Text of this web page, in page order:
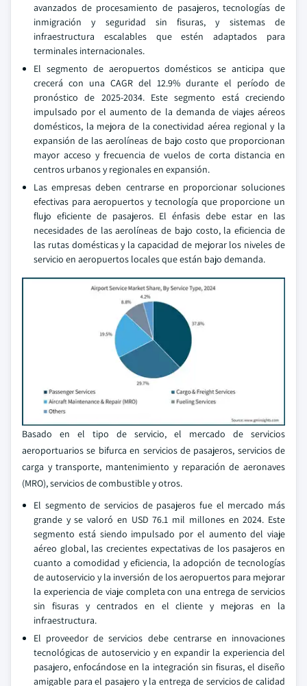
avanzados de procesamiento de pasajeros, tecnologías de
inmigración y seguridad sin fisuras, y sistemas de
infraestructura escalables que estén adaptados para
terminales internacionales.
El segmento de aeropuertos domésticos se anticipa que
crecerá con una CAGR del 12.9% durante el período de
pronóstico de 2025-2034. Este segmento está creciendo
impulsado por el aumento de la demanda de viajes aéreos
domésticos, la mejora de la conectividad aérea regional y la
expansión de las aerolíneas de bajo costo que proporcionan
mayor acceso y frecuencia de vuelos de corta distancia en
centros urbanos y regionales en expansión.
Las empresas deben centrarse en proporcionar soluciones
efectivas para aeropuertos y tecnología que proporcione un
flujo eficiente de pasajeros. El énfasis debe estar en las
necesidades de las aerolíneas de bajo costo, la eficiencia de
las rutas domésticas y la capacidad de mejorar los niveles de
servicio en aeropuertos locales que están bajo demanda.
Basado en el tipo de servicio, el mercado de servicios
aeroportuarios se bifurca en servicios de pasajeros, servicios de
carga y transporte, mantenimiento y reparación de aeronaves
(MRO), servicios de combustible y otros.
El segmento de servicios de pasajeros fue el mercado más
grande y se valoró en USD 76.1 mil millones en 2024. Este
segmento está siendo impulsado por el aumento del viaje
aéreo global, las crecientes expectativas de los pasajeros en
cuanto a comodidad y eficiencia, la adopción de tecnologías
de autoservicio y la inversión de los aeropuertos para mejorar
la experiencia de viaje completa con una entrega de servicios
sin fisuras y centrados en el cliente y mejoras en la
infraestructura.
El proveedor de servicios debe centrarse en innovaciones
tecnológicas de autoservicio y en expandir la experiencia del
pasajero, enfocándose en la integración sin fisuras, el diseño
amigable para el pasajero y la entrega de servicios de calidad